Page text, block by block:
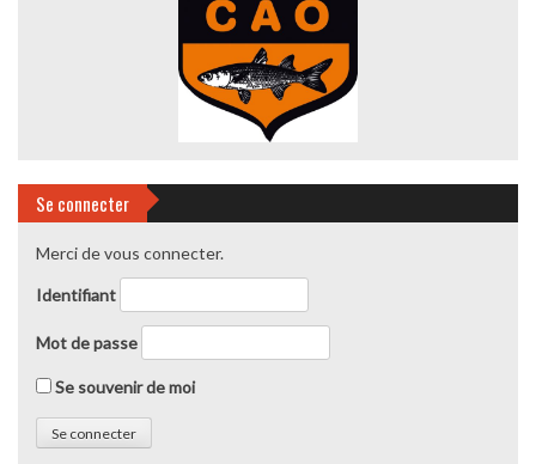
Se connecter
Merci de vous connecter.
Identifiant
Mot de passe
Se souvenir de moi